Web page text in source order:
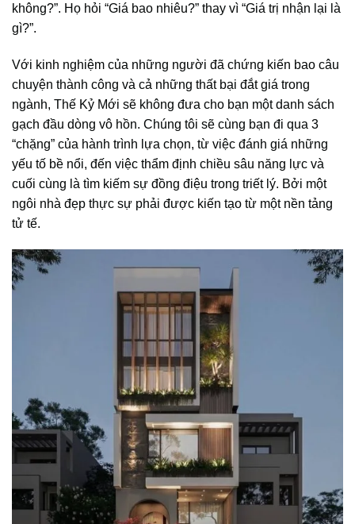
không?”. Họ hỏi “Giá bao nhiêu?” thay vì “Giá trị nhận lại là
gì?”.
Với kinh nghiệm của những người đã chứng kiến bao câu
chuyện thành công và cả những thất bại đắt giá trong
ngành, Thế Kỷ Mới sẽ không đưa cho bạn một danh sách
gạch đầu dòng vô hồn. Chúng tôi sẽ cùng bạn đi qua 3
“chặng” của hành trình lựa chọn, từ việc đánh giá những
yếu tố bề nổi, đến việc thẩm định chiều sâu năng lực và
cuối cùng là tìm kiếm sự đồng điệu trong triết lý. Bởi một
ngôi nhà đẹp thực sự phải được kiến tạo từ một nền tảng
tử tế.